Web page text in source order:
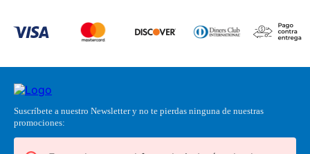
Suscríbete a nuestro Newsletter y no te pierdas ninguna de nuestras
promociones: